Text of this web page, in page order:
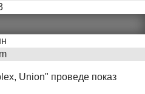
Union" проведе показ